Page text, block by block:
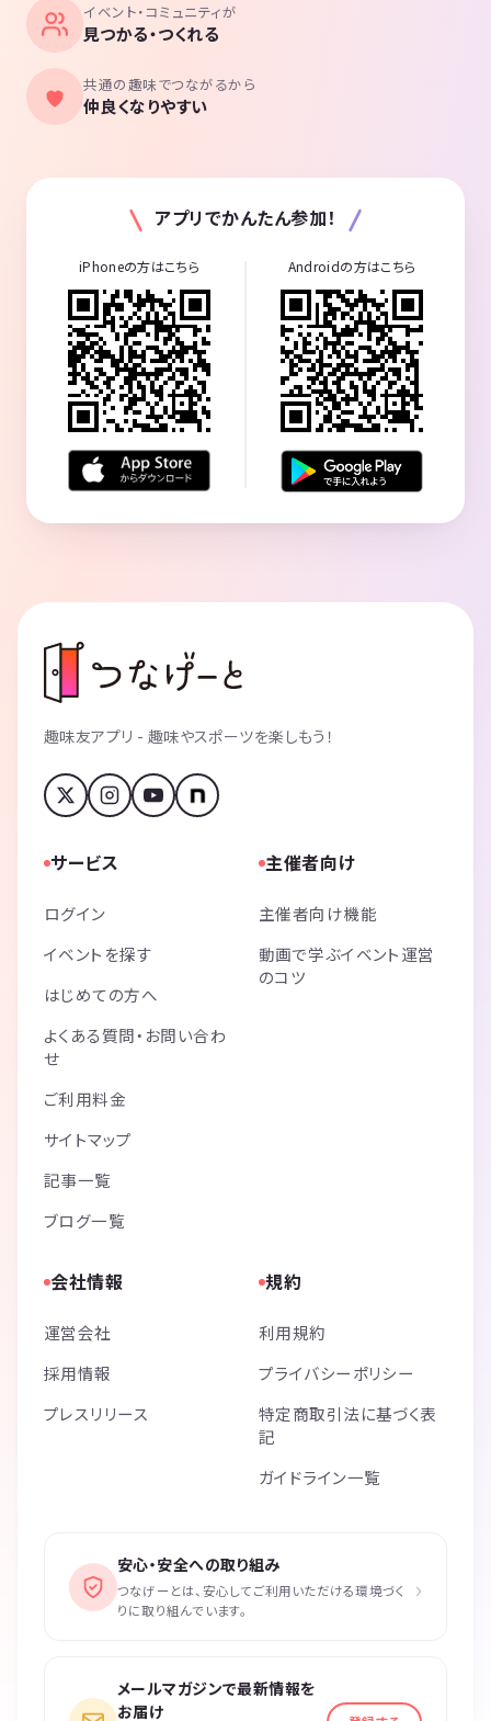
イベント・コミュニティが
見つかる・つくれる
共通の趣味でつながるから
仲良くなりやすい
アプリでかんたん参加！
iPhoneの方はこちら Androidの方はこちら
趣味友アプリ - 趣味やスポーツを楽しもう！
サービス
ログイン
イベントを探す
はじめての方へ
よくある質問・お問い合わ
せ
ご利用料金
サイトマップ
記事一覧
ブログ一覧
主催者向け
主催者向け機能
動画で学ぶイベント運営
のコツ
会社情報
運営会社
採用情報
プレスリリース
規約
利用規約
プライバシーポリシー
特定商取引法に基づく表
記
ガイドライン一覧
安心・安全への取り組み
つなげーとは、安心してご利用いただける環境づく
りに取り組んでいます。
›
メールマガジンで最新情報を
お届け